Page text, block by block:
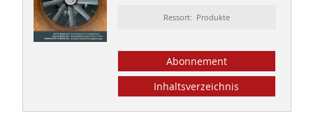
Ressort: Produkte
Abonnement
Inhaltsverzeichnis